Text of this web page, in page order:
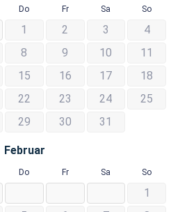
Do Fr Sa So
1 2 3
4
8 9 10
11
15 16 17
18
22 23 24
25
29 30 31
Februar
Do Fr Sa So
1